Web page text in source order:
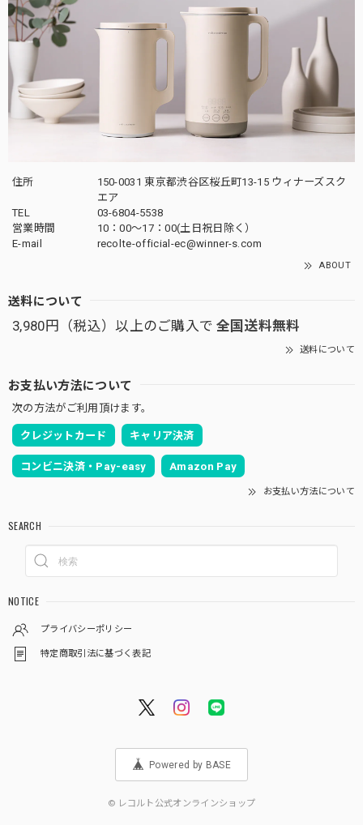
住所
150-0031 東京都渋谷区桜丘町13-15 ウィナーズスク
エア
TEL
03-6804-5538
営業時間
10：00〜17：00(土日祝日除く）
E-mail
recolte-official-ec@winner-s.com
ABOUT
送料について
3,980円（税込）以上のご購入で 全国送料無料
送料について
お支払い方法について
次の方法がご利用頂けます。
クレジットカード キャリア決済
コンビニ決済・Pay-easy Amazon Pay
お支払い方法について
SEARCH
NOTICE
プライバシーポリシー
特定商取引法に基づく表記
Powered by BASE
© レコルト公式オンラインショップ